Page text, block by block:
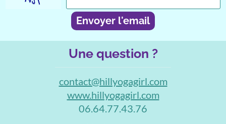
Envoyer l'email
Une question ?
contact@hillyogagirl.com
www.hillyogagirl.com
06.64.77.43.76